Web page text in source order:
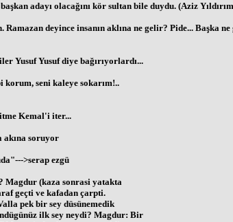
adayı olacağını kör sultan bile duydu. (Aziz
deyince insanın aklına ne gelir? Pide... Başka
Yusuf Yusuf diye bağırıyorlardı...
korum, seni kaleye sokarım!..
Kemal'i iter...
akına soruyor
>serap ezgü
Magdur (kaza sonrasi yatakta
geçti ve kafadan çarpti.
pek bir sey düsünemedik
ilk sey neydi? Magdur: Bir